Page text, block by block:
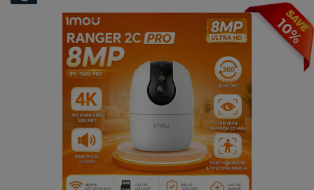
chạng vạng, sau giờ đi ngủ hoặc bất cứ lúc nào
bạn cần hình ảnh rõ nét hơn. Ngôi nhà của bạn,
quy tắc của bạn.
10%